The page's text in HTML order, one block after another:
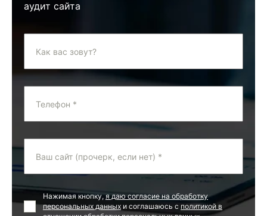
аудит сайта
Как вас зовут?
Телефон *
Ваш сайт (прочерк, если нет) *
Нажимая кнопку,я даю согласие на обработку
персональных данных и соглашаюсь с политикой в